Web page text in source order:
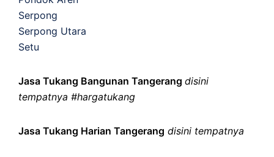
Serpong
Serpong Utara
Setu
Jasa Tukang Bangunan Tangerang disini
tempatnya #hargatukang
Jasa Tukang Harian Tangerang disini tempatnya